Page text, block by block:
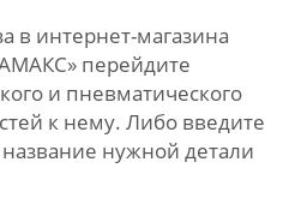
в интернет-магазина
перейдите
и пневматического
к нему. Либо введите
нужной детали